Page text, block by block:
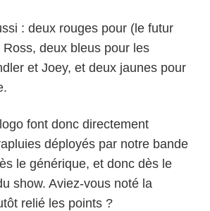
: deux rouges pour (le futur
deux bleus pour les
et Joey, et deux jaunes pour
font donc directement
déployés par notre bande
le générique, et donc dès le
show. Aviez-vous noté la
relié les points ?